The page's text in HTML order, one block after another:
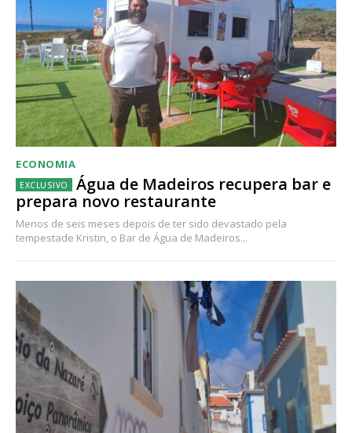
ECONOMIA
Água de Madeiros recupera bar e
prepara novo restaurante
Menos de seis meses depois de ter sido devastado pela
tempestade Kristin, o Bar de Água de Madeiros...